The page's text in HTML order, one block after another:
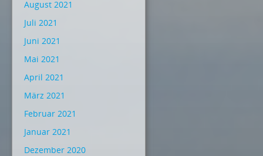
August 2021
Juli 2021
Juni 2021
Mai 2021
April 2021
März 2021
Februar 2021
Januar 2021
Dezember 2020